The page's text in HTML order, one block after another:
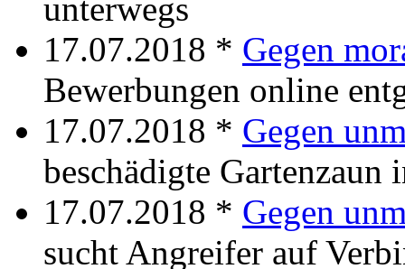
unterwegs
17.07.2018 * Gegen
Bewerbungen online
17.07.2018 * Gegen
beschädigte Gartenzaun
17.07.2018 * Gegen
sucht Angreifer auf